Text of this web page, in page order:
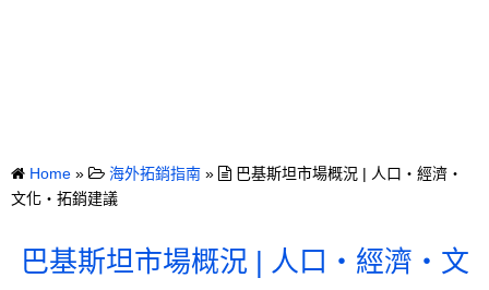
Home » 海外拓銷指南 »
巴基斯坦市場概況 | 人口・經濟・
文化・拓銷建議
巴基斯坦市場概況 | 人口・經濟・文